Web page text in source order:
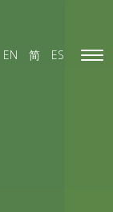
EN 简 ES